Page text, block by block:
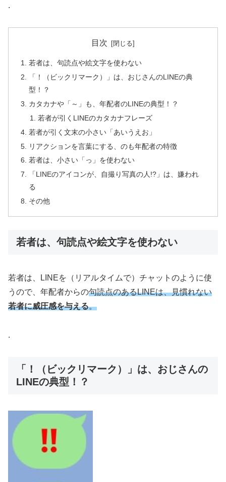
.
目次
若者は、句読点や絵文字を使わない
「！（ビックリマーク）」は、おじさんのLINEの典
型！？
カタカナや「～」も、年配者のLINEの典型！？
若者が引くLINEのカタカナフレーズ
若者が引く文末の小さい「あいうえお」
リアクションを言葉にする、のも年配者の特徴
若者は、小さい「っ」を使わない
「LINEのアイコンが、自撮り写真の人!?」は、嫌われ
る
その他
若者は、句読点や絵文字を使わない
若者は、LINEを（リアルタイムで）チャットのように使
うので、年配者からの句読点のあるLINEは、見慣れない
若者に威圧感を与える。
.
「！（ビックリマーク）」は、おじさんの
LINEの典型！？